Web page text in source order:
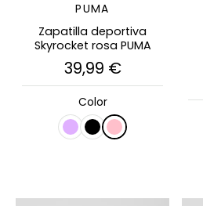
PUMA
Zapatilla deportiva
Skyrocket rosa PUMA
39,99 €
Color